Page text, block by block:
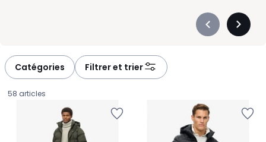
Précédent
Catégories Filtrer et trier
58 articles